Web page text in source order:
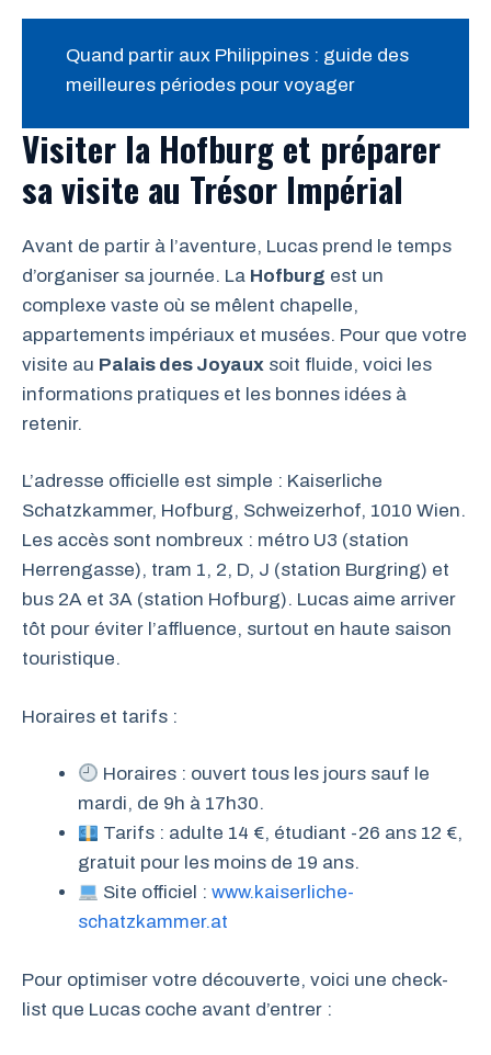
Quand partir aux Philippines : guide des
meilleures périodes pour voyager
Visiter la Hofburg et préparer
sa visite au Trésor Impérial
Avant de partir à l’aventure, Lucas prend le temps
d’organiser sa journée. La Hofburg est un
complexe vaste où se mêlent chapelle,
appartements impériaux et musées. Pour que votre
visite au Palais des Joyaux soit fluide, voici les
informations pratiques et les bonnes idées à
retenir.
L’adresse officielle est simple : Kaiserliche
Schatzkammer, Hofburg, Schweizerhof, 1010 Wien.
Les accès sont nombreux : métro U3 (station
Herrengasse), tram 1, 2, D, J (station Burgring) et
bus 2A et 3A (station Hofburg). Lucas aime arriver
tôt pour éviter l’affluence, surtout en haute saison
touristique.
Horaires et tarifs :
Horaires : ouvert tous les jours sauf le
mardi, de 9h à 17h30.
Tarifs : adulte 14 €, étudiant -26 ans 12 €,
gratuit pour les moins de 19 ans.
Site officiel :www.kaiserliche-
schatzkammer.at
Pour optimiser votre découverte, voici une check-
list que Lucas coche avant d’entrer :